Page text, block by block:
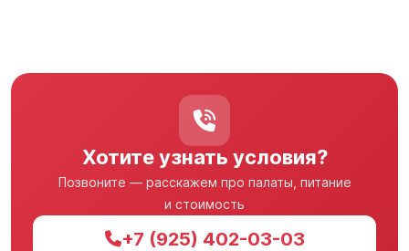
Хотите узнать условия?
Позвоните — расскажем про палаты, питание
и стоимость
+7 (925) 402-03-03